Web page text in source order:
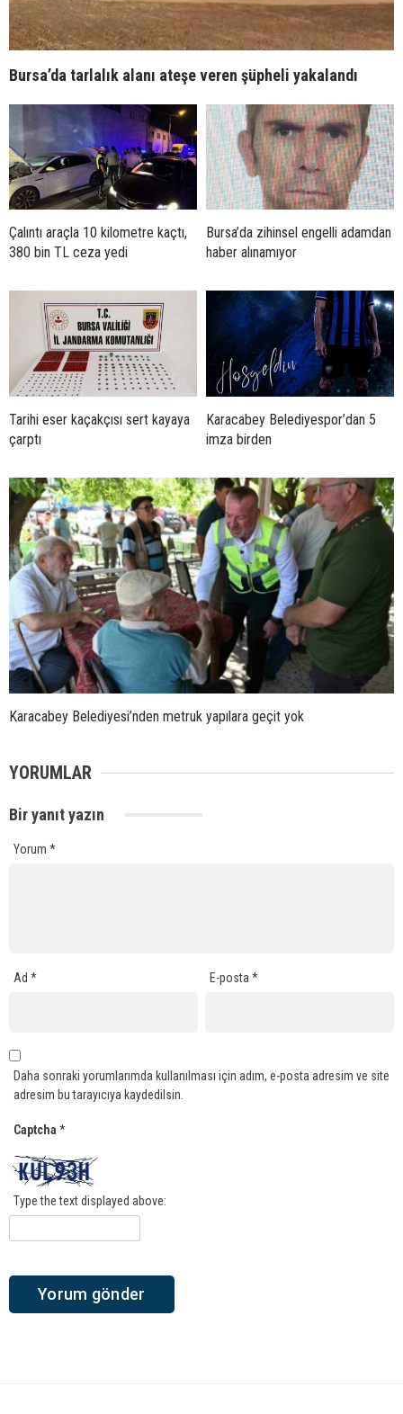
Bursa’da tarlalık alanı ateşe veren şüpheli yakalandı
Çalıntı araçla 10 kilometre kaçtı,
380 bin TL ceza yedi
Bursa’da zihinsel engelli adamdan
haber alınamıyor
Tarihi eser kaçakçısı sert kayaya
çarptı
Karacabey Belediyespor’dan 5
imza birden
Karacabey Belediyesi’nden metruk yapılara geçit yok
YORUMLAR
Bir yanıt yazın
Yorum *
Ad * E-posta*
Daha sonraki yorumlarımda kullanılması için adım, e-posta adresim ve site
adresim bu tarayıcıya kaydedilsin.
Captcha *
Type the text displayed above: